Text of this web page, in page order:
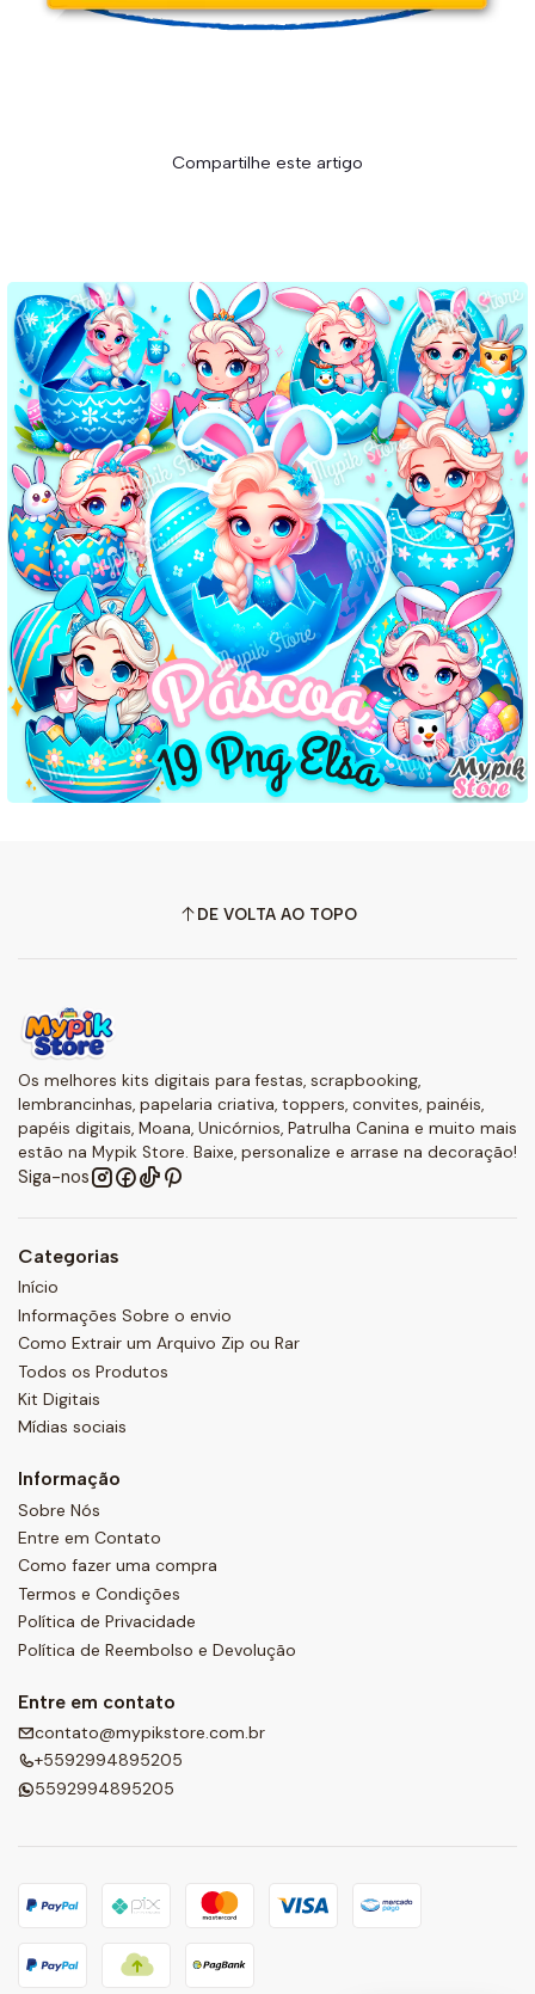
Compartilhe este artigo
DE VOLTA AO TOPO
Os melhores kits digitais para festas, scrapbooking,
lembrancinhas, papelaria criativa, toppers, convites, painéis,
papéis digitais, Moana, Unicórnios, Patrulha Canina e muito mais
estão na Mypik Store. Baixe, personalize e arrase na decoração!
Siga-nos
Categorias
Início
Informações Sobre o envio
Como Extrair um Arquivo Zip ou Rar
Todos os Produtos
Kit Digitais
Mídias sociais
Informação
Sobre Nós
Entre em Contato
Como fazer uma compra
Termos e Condições
Política de Privacidade
Política de Reembolso e Devolução
Entre em contato
contato@mypikstore.com.br
+5592994895205
5592994895205